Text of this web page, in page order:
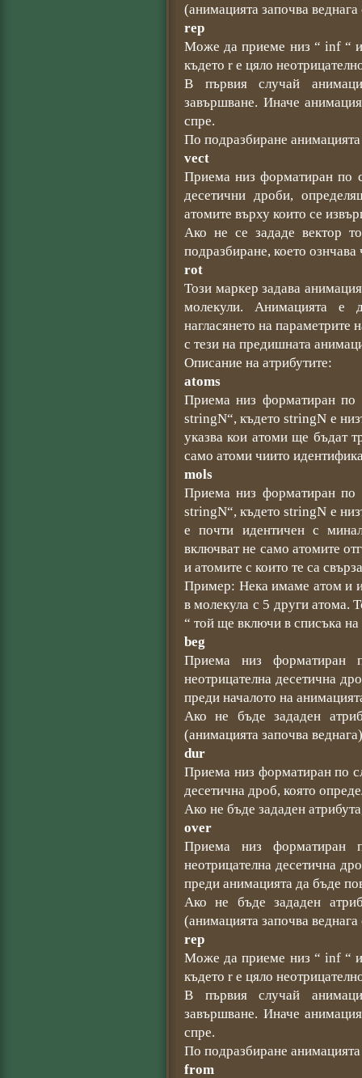
(анимацията започва
rep
Може да приеме низ “ inf “
където r е цяло
В първия случай
завършване. Иначе
спре.
По подразбиране анимацията
vect
Приема низ форматиран по
десетични дроби,
атомите върху които се
Ако не се зададе вектор
подразбиране, което
rot
Този маркер задава
молекули. Анимацията е
нагласянето на параметрите
с тези на предишната
Описание на атрибутите:
atoms
Приема низ форматиран
stringN“, където stringN е
указва кои атоми ще бъдат
само атоми чиито
mols
Приема низ форматиран
stringN“, където stringN е
е почти идентичен с
включват не само атомите
и атомите с които те са
Пример: Нека имаме атом и
в молекула с 5 други атома.
“ той ще включи в списъка
beg
Приема низ
неотрицателна десетична
преди началото на
Ако не бъде зададен
(анимацията започва
dur
Приема низ форматиран по
десетична дроб, която
Ако не бъде зададен
over
Приема низ
неотрицателна десетична
преди анимацията да бъде
Ако не бъде зададен
(анимацията започва
rep
Може да приеме низ “ inf “
където r е цяло
В първия случай
завършване. Иначе
спре.
По подразбиране анимацията
from